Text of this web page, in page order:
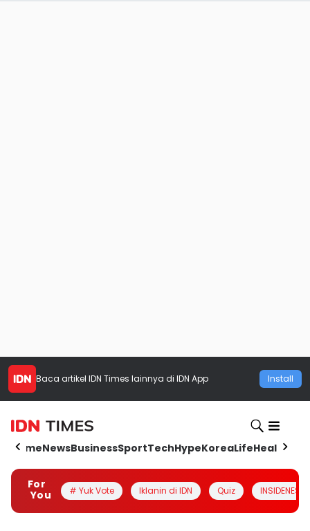
Baca artikel IDN Times lainnya di IDN App Install
HomeNewsBusinessSportTechHypeKoreaLifeHealth
For
You
# Yuk Vote Iklanin di IDN Quiz INSIDENESIA